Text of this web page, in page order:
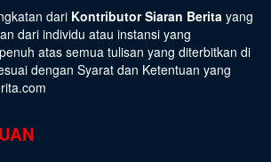
dari Kontributor Siaran Berita yang
dari individu atau instansi yang
atas semua tulisan yang diterbitkan di
dengan Syarat dan Ketentuan yang